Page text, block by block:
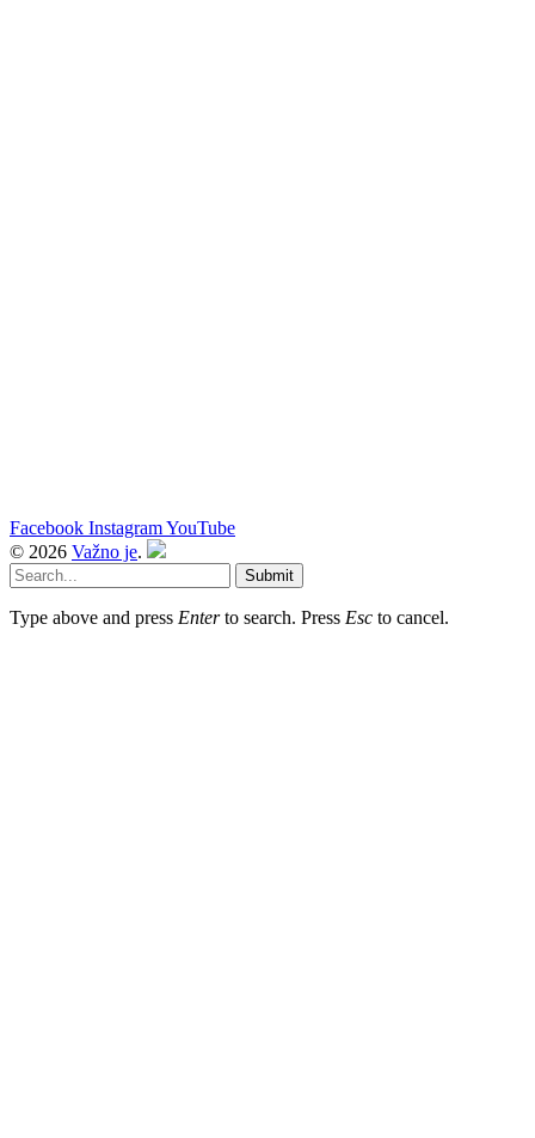
Facebook InstagramYouTube
© 2026 Važno je.
Submit
Type above and press Enterto search. Press Esc to cancel.